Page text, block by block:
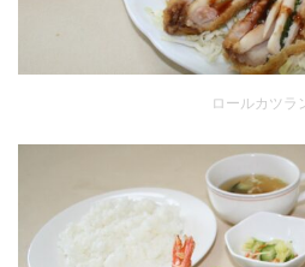
ロールカツラ